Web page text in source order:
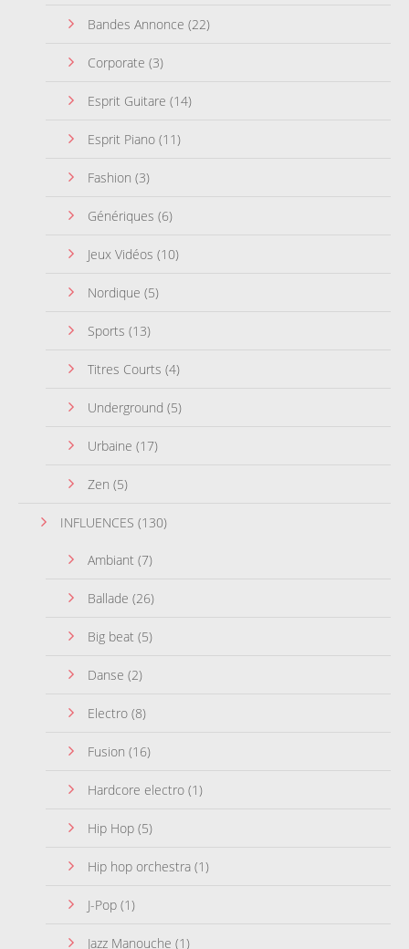
Bandes Annonce (22)
Corporate (3)
Esprit Guitare (14)
Esprit Piano (11)
Fashion (3)
Génériques (6)
Jeux Vidéos (10)
Nordique (5)
Sports (13)
Titres Courts (4)
Underground (5)
Urbaine (17)
Zen (5)
INFLUENCES (130)
Ambiant (7)
Ballade (26)
Big beat (5)
Danse (2)
Electro (8)
Fusion (16)
Hardcore electro (1)
Hip Hop (5)
Hip hop orchestra (1)
J-Pop (1)
Jazz Manouche (1)